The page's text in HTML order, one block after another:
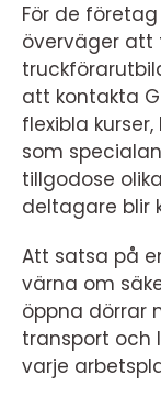
För de
överväger att
att kontakta
flexibla
som
tillgodose
deltagare blir
Att satsa på
värna om
öppna dörrar
transport och
varje